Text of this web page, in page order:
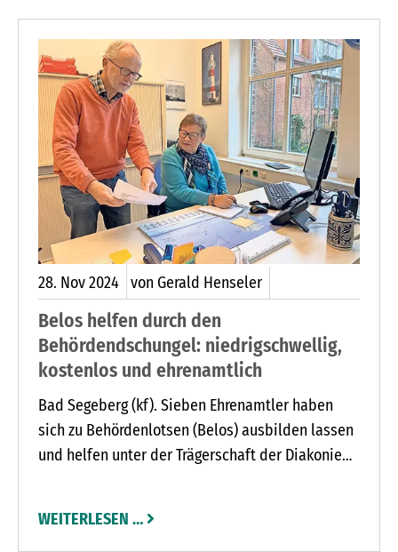
warten. „Es ist noch nicht alles abgenommen“,
erklärt Lehrerin Ines Knebel.
28. Nov2024 von Gerald Henseler
Belos helfen durch den
Behördendschungel: niedrigschwellig,
kostenlos und ehrenamtlich
Bad Segeberg (kf). Sieben Ehrenamtler haben
sich zu Behördenlotsen (Belos) ausbilden lassen
und helfen unter der Trägerschaft der Diakonie
entsprechende Hardware zur Verfügung stellt,
WEITERLESEN …